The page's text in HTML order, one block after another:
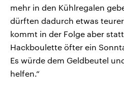
mehr in den Kühlregalen
dürften dadurch etwas
kommt in der Folge aber
Hackboulette öfter ein
Es würde dem Geldbeutel
helfen.“